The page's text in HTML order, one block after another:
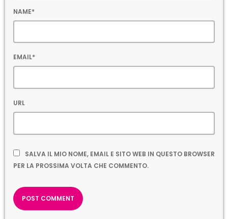
NAME*
EMAIL*
URL
SALVA IL MIO NOME, EMAIL E SITO WEB IN QUESTO BROWSER
PER LA PROSSIMA VOLTA CHE COMMENTO.